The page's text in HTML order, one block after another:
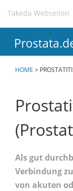
Direkt
Inhalt
Takeda Webseiten
HOME >
Als gut
Verbindung
von akuten